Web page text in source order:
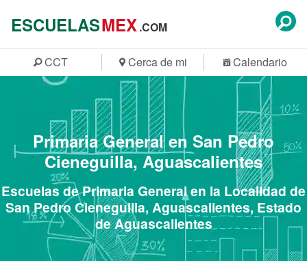
ESCUELASMEX.COM
CCT Cerca de mi Calendario
Primaria General en San Pedro
Cieneguilla, Aguascalientes
Escuelas de Primaria General en la Localidad de
San Pedro Cieneguilla, Aguascalientes, Estado
de Aguascalientes